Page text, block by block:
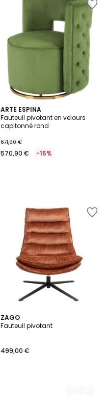
ARTE ESPINA
Fauteuil pivotant en velours
capitonné rond
671,90 €
570,90 € -15%
ZAGO
Fauteuil pivotant
499,00 €
3
Couleurs